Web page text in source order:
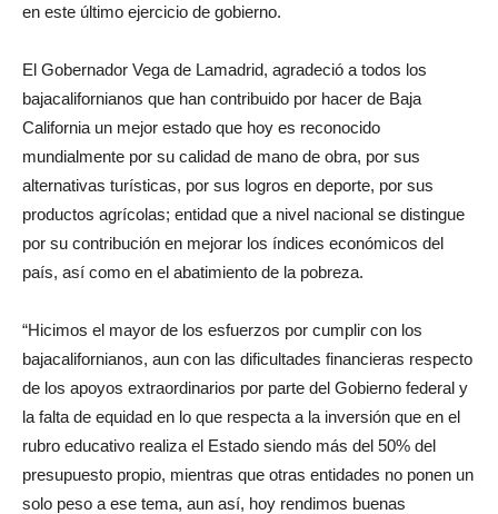
en este último ejercicio de gobierno.
El Gobernador Vega de Lamadrid, agradeció a todos los
bajacalifornianos que han contribuido por hacer de Baja
California un mejor estado que hoy es reconocido
mundialmente por su calidad de mano de obra, por sus
alternativas turísticas, por sus logros en deporte, por sus
productos agrícolas; entidad que a nivel nacional se distingue
por su contribución en mejorar los índices económicos del
país, así como en el abatimiento de la pobreza.
“Hicimos el mayor de los esfuerzos por cumplir con los
bajacalifornianos, aun con las dificultades financieras respecto
de los apoyos extraordinarios por parte del Gobierno federal y
la falta de equidad en lo que respecta a la inversión que en el
rubro educativo realiza el Estado siendo más del 50% del
presupuesto propio, mientras que otras entidades no ponen un
solo peso a ese tema, aun así, hoy rendimos buenas